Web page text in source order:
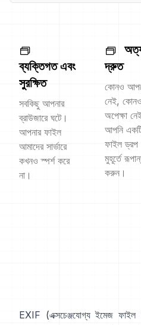
ব্যক্তিগত এবং
সুরক্ষিত
সবকিছু আপনার
ব্রাউজারে ঘটে।
আপনার ফাইল
আমাদের সার্ভারে
কখনও স্পর্শ করে
না।
দ্রুত
কোনও
নেই, কোনও
অপেক্ষা
আপনি
ফাইল ড্রপ
মুহূর্তে
করুন।
EXIF (এক্সচেঞ্জযোগ্য ইমেজ ফাইল